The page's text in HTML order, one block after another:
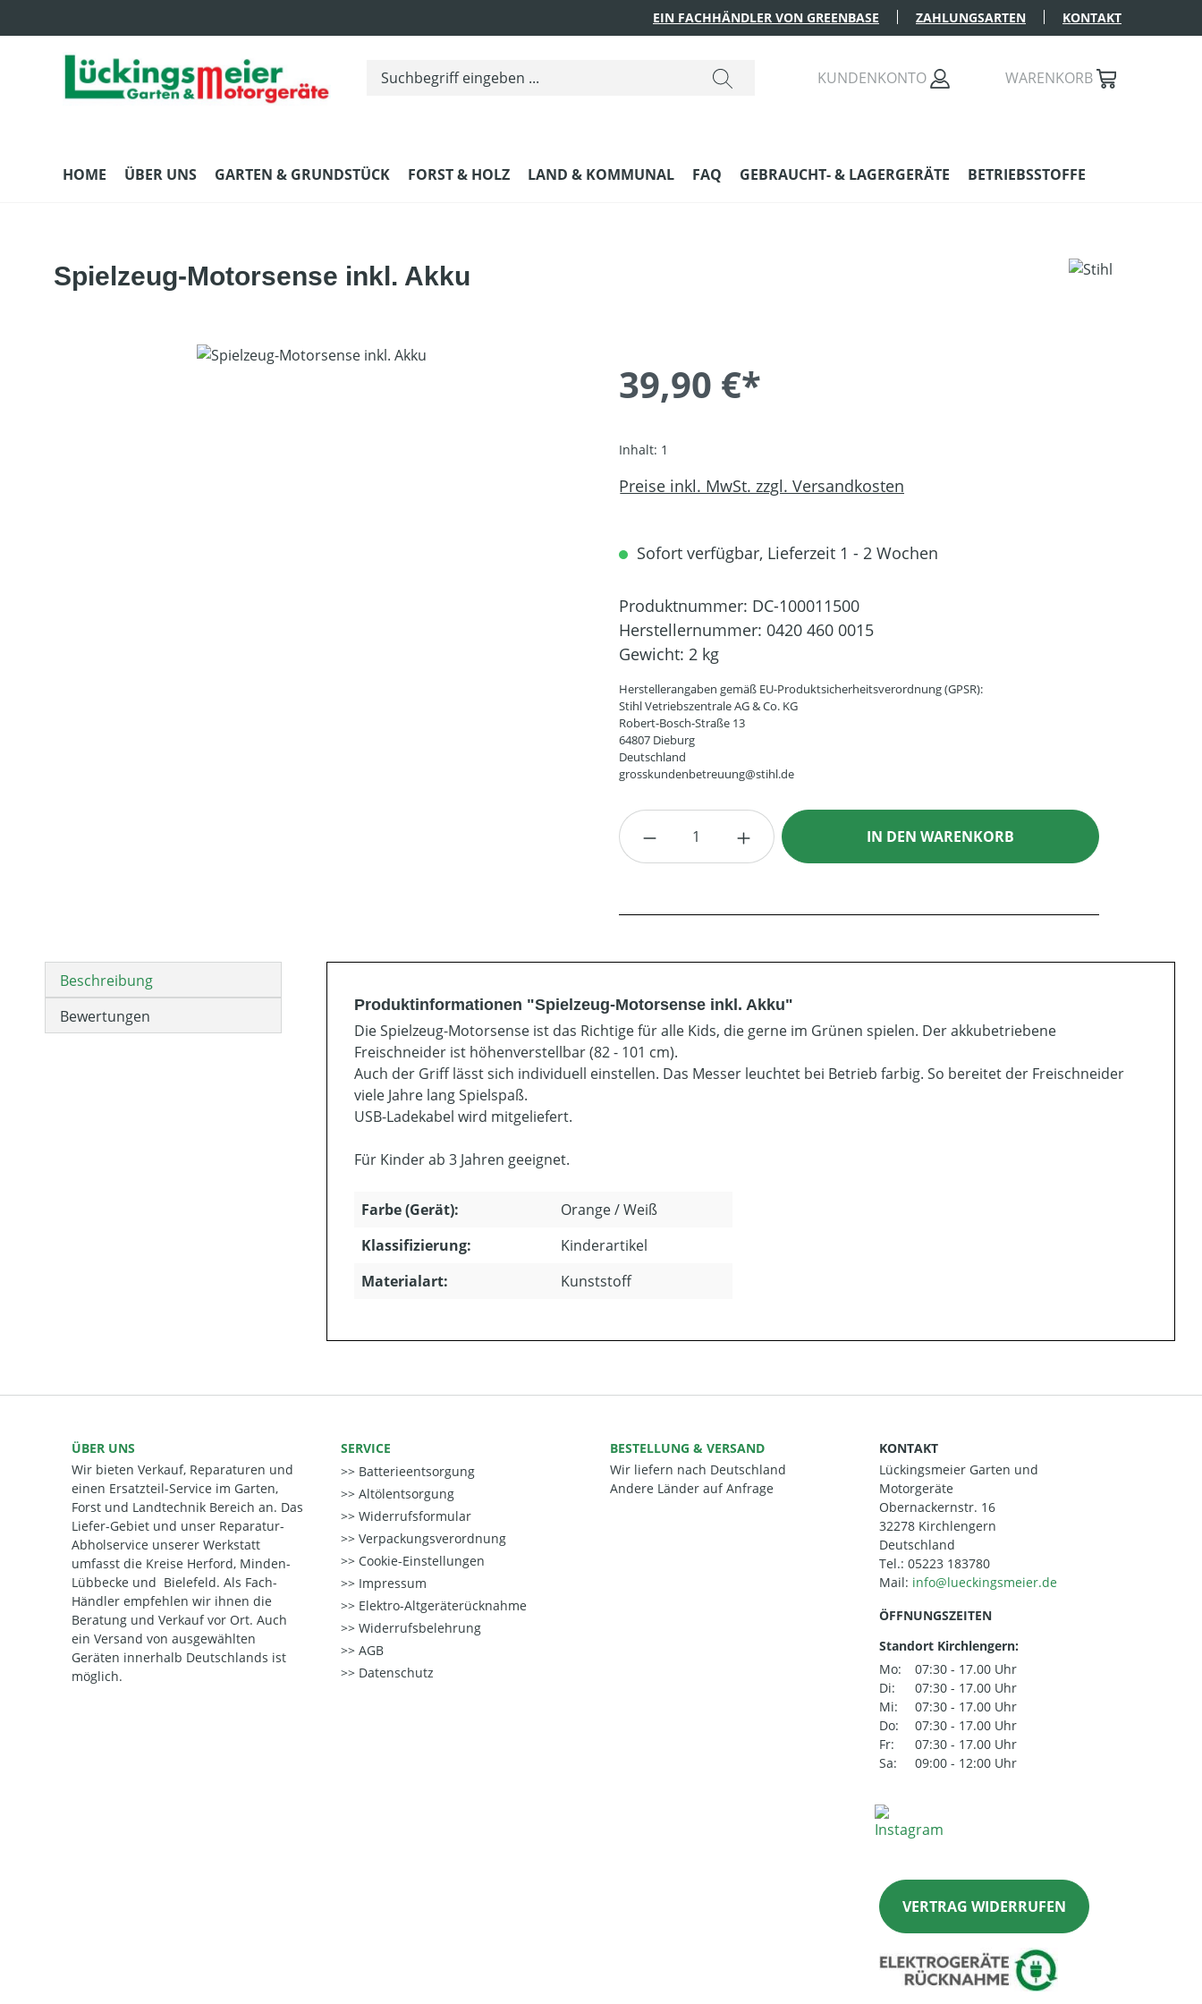
EIN FACHHÄNDLER VON GREENBASE ZAHLUNGSARTEN KONTAKT
KUNDENKONTO WARENKORB
HOME ÜBER UNS GARTEN & GRUNDSTÜCK FORST & HOLZ LAND & KOMMUNAL FAQ GEBRAUCHT- & LAGERGERÄTE BETRIEBSSTOFFE
Spielzeug-Motorsense inkl. Akku
Bildergalerie überspringen
39,90 €*
Inhalt: 1
Preise inkl. MwSt. zzgl. Versandkosten
Sofort verfügbar, Lieferzeit 1 - 2 Wochen
Produktnummer: DC-100011500
Herstellernummer: 0420 460 0015
Gewicht: 2 kg
Herstellerangaben gemäß EU-Produktsicherheitsverordnung (GPSR):
Stihl Vetriebszentrale AG & Co. KG
Robert-Bosch-Straße 13
64807 Dieburg
Deutschland
grosskundenbetreuung@stihl.de
Produkt Anzahl: Gib den gewünschten Wert ein oder
IN DEN WARENKORB
Beschreibung
Bewertungen
Produktinformationen "Spielzeug-Motorsense inkl. Akku"
Die Spielzeug-Motorsense ist das Richtige für alle Kids, die gerne im Grünen spielen. Der akkubetriebene
Freischneider ist höhenverstellbar (82 - 101 cm).
Auch der Griff lässt sich individuell einstellen. Das Messer leuchtet bei Betrieb farbig. So bereitet der Freischneider
viele Jahre lang Spielspaß.
USB-Ladekabel wird mitgeliefert.
Für Kinder ab 3 Jahren geeignet.
Farbe (Gerät):
Orange / Weiß
Klassifizierung:
Kinderartikel
Materialart:
Kunststoff
ÜBER UNS
Wir bieten Verkauf, Reparaturen und
einen Ersatzteil-Service im Garten,
Forst und Landtechnik Bereich an. Das
Liefer-Gebiet und unser Reparatur-
Abholservice unserer Werkstatt
umfasst die Kreise Herford, Minden-
Lübbecke und Bielefeld. Als Fach-
Händler empfehlen wir ihnen die
Beratung und Verkauf vor Ort. Auch
ein Versand von ausgewählten
Geräten innerhalb Deutschlands ist
möglich.
SERVICE
Batterieentsorgung
Altölentsorgung
Widerrufsformular
Verpackungsverordnung
Cookie-Einstellungen
Impressum
Elektro-Altgeräterücknahme
Widerrufsbelehrung
AGB
Datenschutz
BESTELLUNG & VERSAND
Wir liefern nach Deutschland
Andere Länder auf Anfrage
KONTAKT
Lückingsmeier Garten und
Motorgeräte
Obernackernstr. 16
32278 Kirchlengern
Deutschland
Tel.: 05223 183780
Mail:
ÖFFNUNGSZEITEN
Standort Kirchlengern:
Mo:
07:30 - 17.00 Uhr
Di:
07:30 - 17.00 Uhr
Mi:
07:30 - 17.00 Uhr
Do:
07:30 - 17.00 Uhr
Fr:
07:30 - 17.00 Uhr
Sa:
09:00 - 12:00 Uhr
VERTRAG WIDERRUFEN